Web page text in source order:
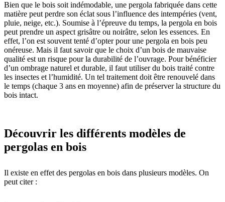
Bien que le bois soit indémodable, une pergola fabriquée dans cette
matière peut perdre son éclat sous l’influence des intempéries (vent,
pluie, neige, etc.). Soumise à l’épreuve du temps, la pergola en bois
peut prendre un aspect grisâtre ou noirâtre, selon les essences. En
effet, l’on est souvent tenté d’opter pour une pergola en bois peu
onéreuse. Mais il faut savoir que le choix d’un bois de mauvaise
qualité est un risque pour la durabilité de l’ouvrage. Pour bénéficier
d’un ombrage naturel et durable, il faut utiliser du bois traité contre
les insectes et l’humidité. Un tel traitement doit être renouvelé dans
le temps (chaque 3 ans en moyenne) afin de préserver la structure du
bois intact.
Découvrir les différents modèles de
pergolas en bois
Il existe en effet des pergolas en bois dans plusieurs modèles. On
peut citer :